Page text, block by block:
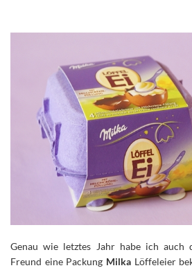
Genau wie letztes Jahr habe ich auch
Freund eine Packung MilkaLöffeleier